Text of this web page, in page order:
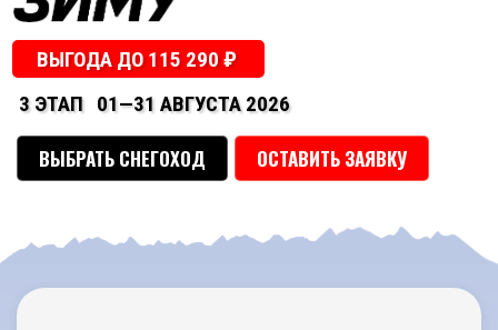
ВЫГОДА ДО 115 290 ₽
ВЫБРАТЬ СНЕГОХОД
3 ЭТАП01—31 АВГУСТА 2026
ОСТАВИТЬ ЗАЯВКУ